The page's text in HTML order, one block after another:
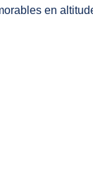
en